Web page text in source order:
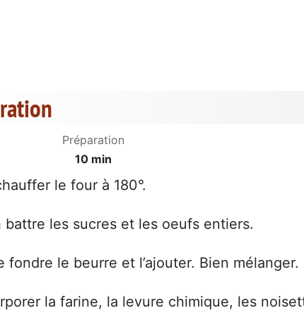
Préparation
10 min
le four à 180°.
battre les sucres et les oeufs entiers.
fondre le beurre et l’ajouter. Bien mélanger.
la farine, la levure chimique, les